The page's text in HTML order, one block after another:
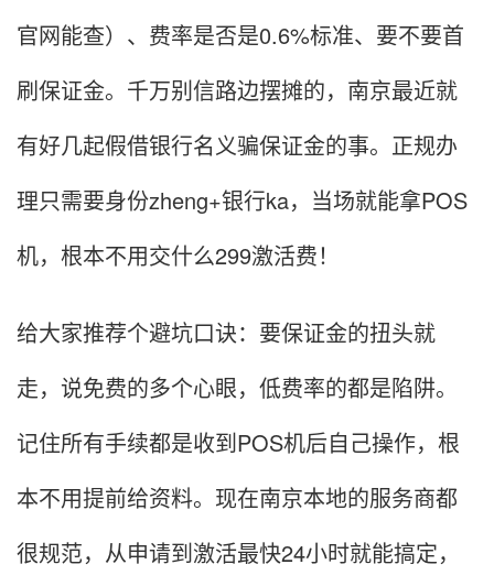
官网能查）、费率是否是0.6%标准、要不要首
刷保证金。千万别信路边摆摊的，南京最近就
有好几起假借银行名义骗保证金的事。正规办
理只需要身份zheng+银行ka，当场就能拿POS
机，根本不用交什么299激活费！
给大家推荐个避坑口诀：要保证金的扭头就
走，说免费的多个心眼，低费率的都是陷阱。
记住所有手续都是收到POS机后自己操作，根
本不用提前给资料。现在南京本地的服务商都
很规范，从申请到激活最快24小时就能搞定，